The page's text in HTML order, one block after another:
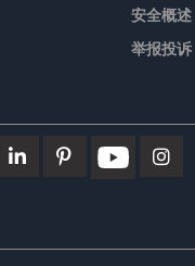
安全概述
举报投诉